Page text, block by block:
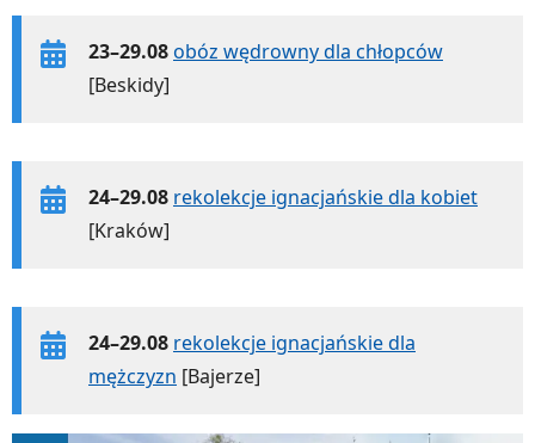
23–29.08obóz wędrowny dla chłopców
[Beskidy]
24–29.08 rekolekcje ignacjańskie dla kobiet
[Kraków]
24–29.08 rekolekcje ignacjańskie dla
mężczyzn [Bajerze]